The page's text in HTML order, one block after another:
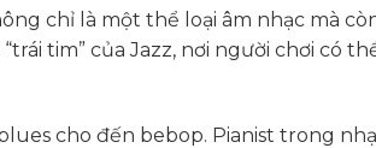
chỉ là một thể loại âm nhạc mà
tim” của Jazz, nơi người chơi có
cho đến bebop. Pianist trong